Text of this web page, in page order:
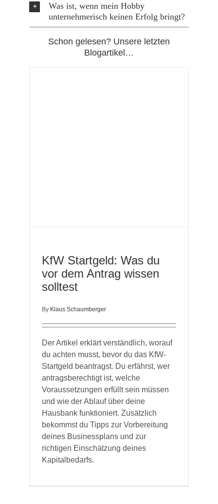
Was ist, wenn mein Hobby
unternehmerisch keinen Erfolg bringt?
Schon gelesen? Unsere letzten
Blogartikel…
KfW Startgeld: Was du
vor dem Antrag wissen
solltest
By Klaus Schaumberger
Der Artikel erklärt verständlich, worauf
du achten musst, bevor du das KfW-
Startgeld beantragst. Du erfährst, wer
antragsberechtigt ist, welche
Voraussetzungen erfüllt sein müssen
und wie der Ablauf über deine
Hausbank funktioniert. Zusätzlich
bekommst du Tipps zur Vorbereitung
deines Businessplans und zur
richtigen Einschätzung deines
Kapitalbedarfs.